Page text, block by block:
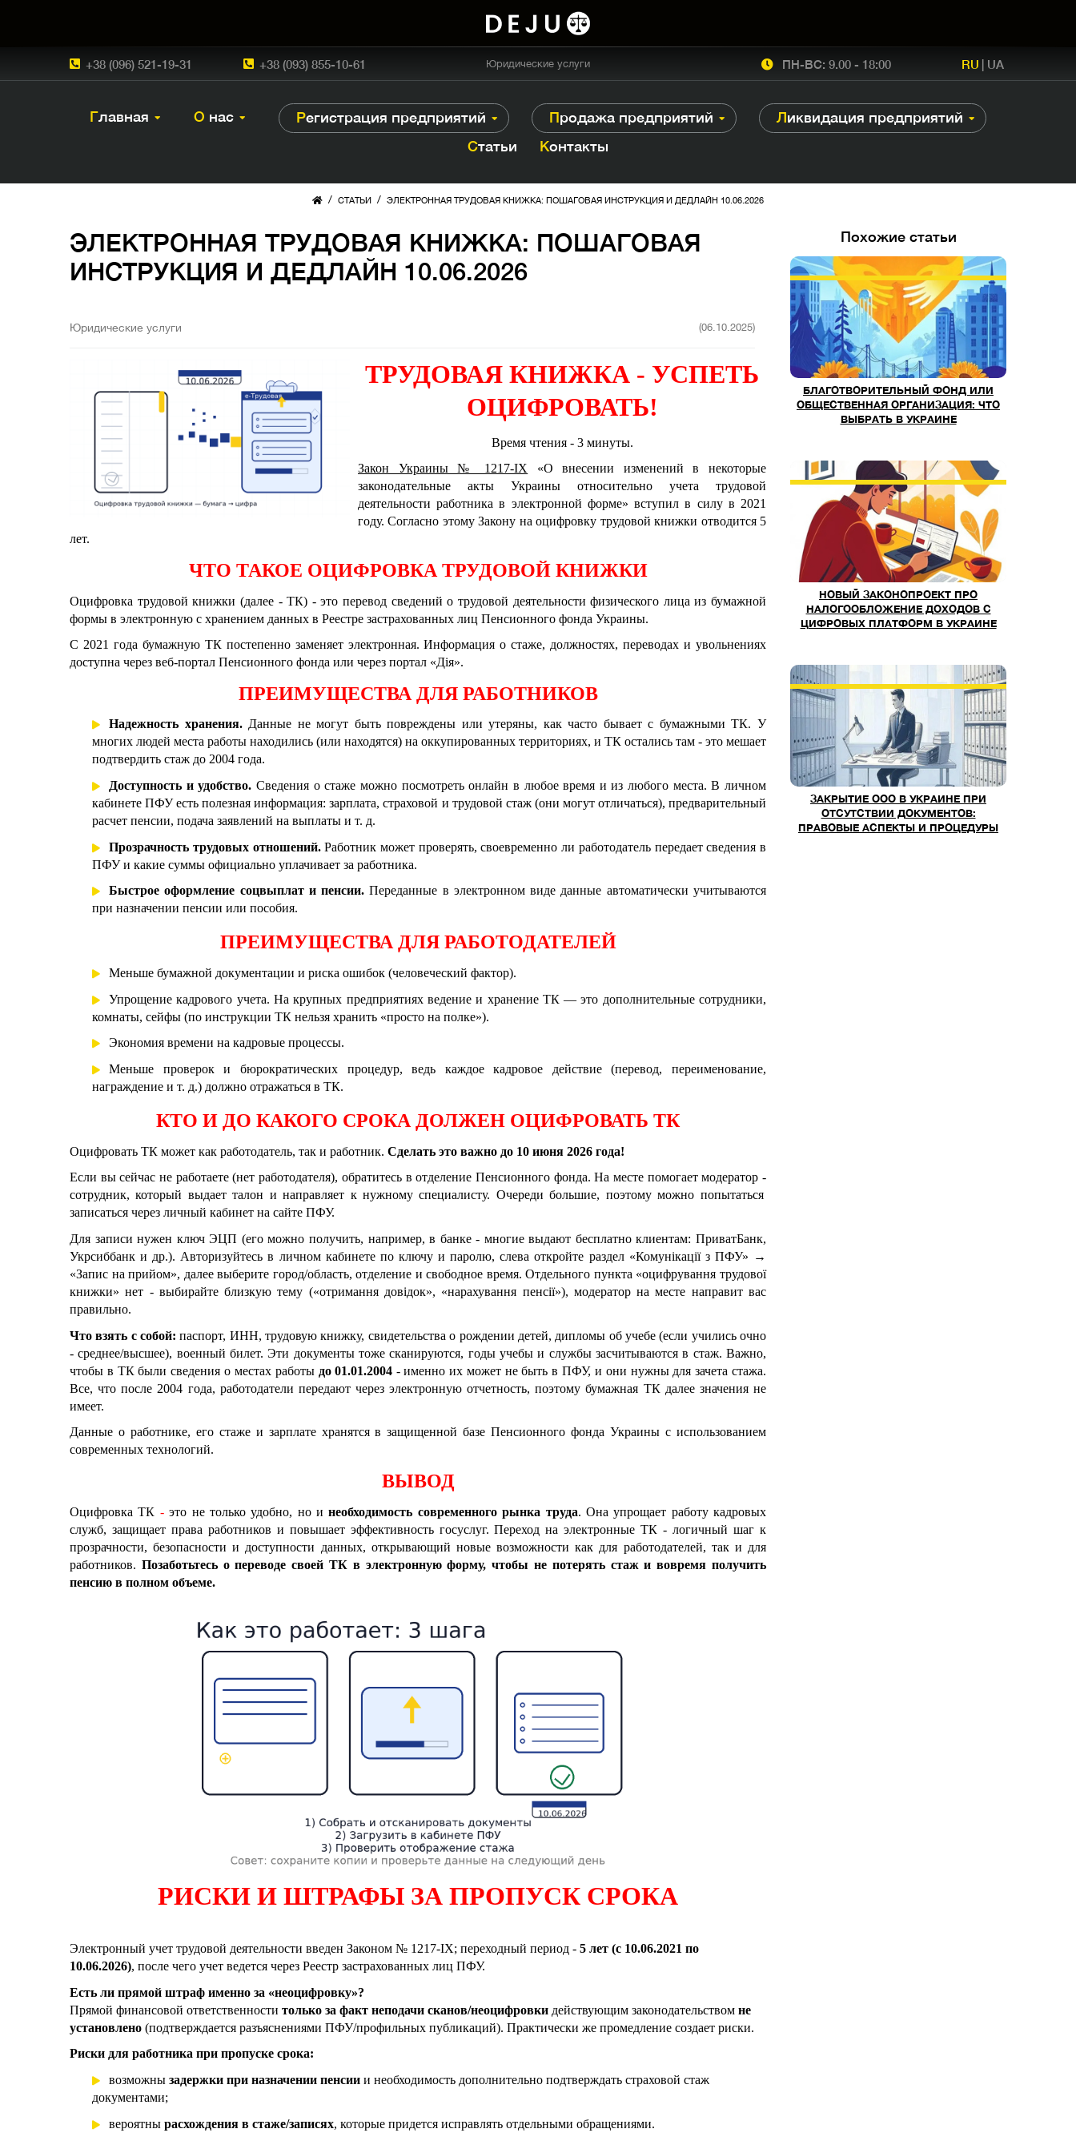
+38 (096) 521-19-31 +38 (093) 855-10-61 Юридические услуги ПН-ВС: 9.00 - 18:00 RU | UA
Главная О нас Регистрация предприятий Продажа предприятий
Ликвидация предприятий
Статьи
Контакты
/ СТАТЬИ / ЭЛЕКТРОННАЯ ТРУДОВАЯ КНИЖКА: ПОШАГОВАЯ ИНСТРУКЦИЯ И ДЕДЛАЙН 10.06.2026
ЭЛЕКТРОННАЯ ТРУДОВАЯ КНИЖКА: ПОШАГОВАЯ
ИНСТРУКЦИЯ И ДЕДЛАЙН 10.06.2026
Юридические услуги (06.10.2025)
ТРУДОВАЯ КНИЖКА - УСПЕТЬ
ОЦИФРОВАТЬ!
Время чтения -3 минуты.
Закон Украины № 1217-IX «О внесении изменений в некоторые
законодательные акты Украины относительно учета трудовой
деятельности работника в электронной форме» вступил в силу в 2021
году. Согласно этому Закону на оцифровку трудовой книжки отводится 5
лет.
ЧТО ТАКОЕ ОЦИФРОВКА ТРУДОВОЙ КНИЖКИ
Оцифровка трудовой книжки (далее -ТК) -это перевод сведений о трудовой деятельности физического лица из бумажной
формы в электронную с хранением данных в Реестре застрахованных лиц Пенсионного фонда Украины.
С 2021 года бумажную ТК постепенно заменяет электронная. Информация о стаже, должностях, переводах и увольнениях
доступна через веб-портал Пенсионного фонда или через портал «Дія».
ПРЕИМУЩЕСТВА ДЛЯ РАБОТНИКОВ
Надежность хранения.Данные не могут быть повреждены или утеряны, как часто бывает с бумажными ТК. У
многих людей места работы находились (или находятся) на оккупированных территориях, и ТК остались там - это мешает
подтвердить стаж до 2004 года.
Доступность и удобство. Сведения о стаже можно посмотреть онлайн в любое время и из любого места. В личном
кабинете ПФУ есть полезная информация: зарплата, страховой и трудовой стаж (они могут отличаться), предварительный
расчет пенсии, подача заявлений на выплаты и т. д.
Прозрачность трудовых отношений.Работник может проверять, своевременно ли работодатель передает сведения в
ПФУ и какие суммы официально уплачивает за работника.
Быстрое оформление соцвыплат и пенсии. Переданные в электронном виде данные автоматически учитываются
при назначении пенсии или пособия.
ПРЕИМУЩЕСТВА ДЛЯ РАБОТОДАТЕЛЕЙ
Меньше бумажной документации и риска ошибок (человеческий фактор).
Упрощение кадрового учета. На крупных предприятиях ведение и хранение ТК — это дополнительные сотрудники,
комнаты, сейфы (по инструкции ТК нельзя хранить «просто на полке»).
Экономия времени на кадровые процессы.
Меньше проверок и бюрократических процедур, ведь каждое кадровое действие (перевод, переименование,
награждение и т. д.) должно отражаться в ТК.
КТО И ДО КАКОГО СРОКА ДОЛЖЕН ОЦИФРОВАТЬ ТК
Оцифровать ТК может как работодатель, так и работник. Сделать это важно до 10 июня 2026 года!
Если вы сейчас не работаете (нет работодателя), обратитесь в отделение Пенсионного фонда. На месте помогает модератор -
сотрудник, который выдает талон и направляет к нужному специалисту. Очереди большие, поэтому можно попытаться
записаться через личный кабинет на сайте ПФУ.
Для записи нужен ключ ЭЦП (его можно получить, например, в банке- многие выдают бесплатно клиентам: ПриватБанк,
Укрсиббанк и др.). Авторизуйтесь в личном кабинете по ключу и паролю, слева откройте раздел «Комунікації з ПФУ» →
«Запис на прийом», далее выберите город/область, отделение и свободное время. Отдельного пункта «оцифрування трудової
книжки» нет -выбирайте близкую тему («отримання довідок», «нарахування пенсії»), модератор на месте направит вас
правильно.
Что взять с собой: паспорт, ИНН, трудовую книжку, свидетельства о рождении детей, дипломы об учебе (если учились очно
- среднее/высшее), военный билет. Эти документы тоже сканируются, годы учебы и службы засчитываются в стаж. Важно,
чтобы в ТК были сведения о местах работы до 01.01.2004 - именно их может не быть в ПФУ, и они нужны для зачета стажа.
Все, что после 2004 года, работодатели передают через электронную отчетность, поэтому бумажная ТК далее значения не
имеет.
Данные о работнике, его стаже и зарплате хранятся в защищенной базе Пенсионного фонда Украины с использованием
современных технологий.
ВЫВОД
Оцифровка ТК -это не только удобно, но инеобходимость современного рынка труда. Она упрощает работу кадровых
служб, защищает права работников и повышает эффективность госуслуг. Переход на электронные ТК- логичный шаг к
прозрачности, безопасности и доступности данных, открывающий новые возможности как для работодателей, так и для
работников. Позаботьтесь о переводе своей ТК в электронную форму, чтобы не потерять стаж и вовремя получить
пенсию в полном объеме.
РИСКИ И ШТРАФЫ ЗА ПРОПУСК СРОКА
Электронный учет трудовой деятельности введен Законом № 1217-IX; переходный период - 5 лет (с 10.06.2021 по
10.06.2026), после чего учет ведется через Реестр застрахованных лиц ПФУ.
Есть ли прямой штраф именно за «неоцифровку»?
Прямой финансовой ответственности только за факт неподачи сканов/неоцифровки действующим законодательством не
установлено (подтверждается разъяснениями ПФУ/профильных публикаций). Практически же промедление создает риски.
Риски для работника при пропуске срока:
возможнызадержки при назначении пенсии и необходимость дополнительно подтверждать страховой стаж
документами;
вероятнырасхождения в стаже/записях, которые придется исправлять отдельными обращениями.
Похожие статьи
БЛАГОТВОРИТЕЛЬНЫЙ ФОНД ИЛИ
ОБЩЕСТВЕННАЯ ОРГАНИЗАЦИЯ: ЧТО
ВЫБРАТЬ В УКРАИНЕ
НОВЫЙ ЗАКОНОПРОЕКТ ПРО
НАЛОГООБЛОЖЕНИЕ ДОХОДОВ С
ЦИФРОВЫХ ПЛАТФОРМ В УКРАИНЕ
ЗАКРЫТИЕ ООО В УКРАИНЕ ПРИ
ОТСУТСТВИИ ДОКУМЕНТОВ:
ПРАВОВЫЕ АСПЕКТЫ И ПРОЦЕДУРЫ